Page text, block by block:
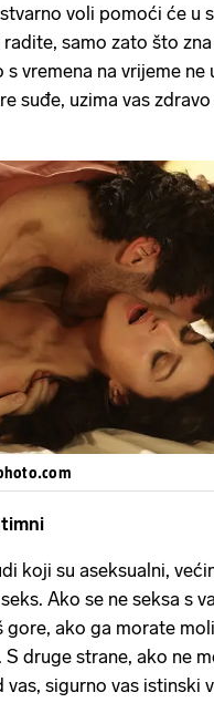
voli pomoći će u
samo zato što
vremena na vrijeme ne
suđe, uzima vas zdravo
koji su aseksualni,
Ako se ne seksa s
ako ga morate
S druge strane, ako ne
vas, sigurno vas istinski